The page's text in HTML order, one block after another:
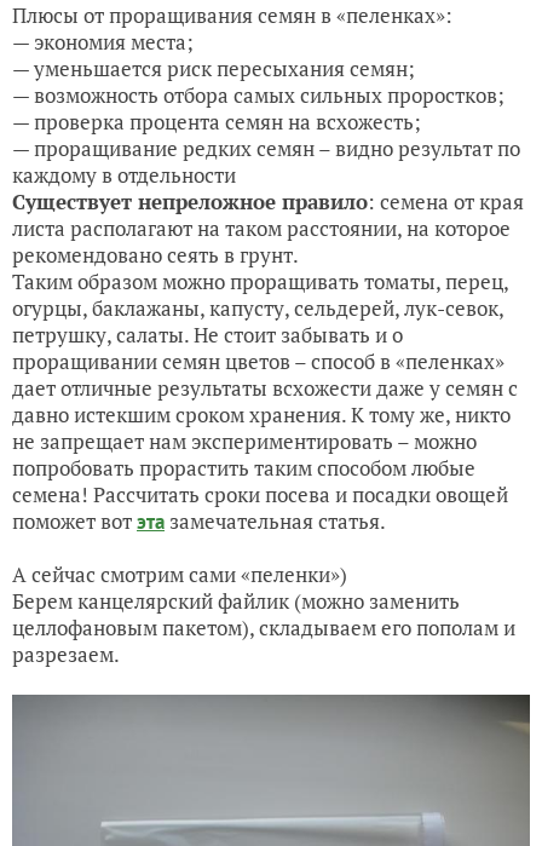
Плюсы от проращивания семян в «пеленках»:
— экономия места;
— уменьшается риск пересыхания семян;
— возможность отбора самых сильных проростков;
— проверка процента семян на всхожесть;
— проращивание редких семян – видно результат по
каждому в отдельности
Существует непреложное правило: семена от края
листа располагают на таком расстоянии, на которое
рекомендовано сеять в грунт.
Таким образом можно проращивать томаты, перец,
огурцы, баклажаны, капусту, сельдерей, лук-севок,
петрушку, салаты. Не стоит забывать и о
проращивании семян цветов – способ в «пеленках»
дает отличные результаты всхожести даже у семян с
давно истекшим сроком хранения. К тому же, никто
не запрещает нам экспериментировать – можно
попробовать прорастить таким способом любые
семена! Рассчитать сроки посева и посадки овощей
поможет вотэта замечательная статья.
А сейчас смотрим сами «пеленки»)
Берем канцелярский файлик (можно заменить
целлофановым пакетом), складываем его пополам и
разрезаем.